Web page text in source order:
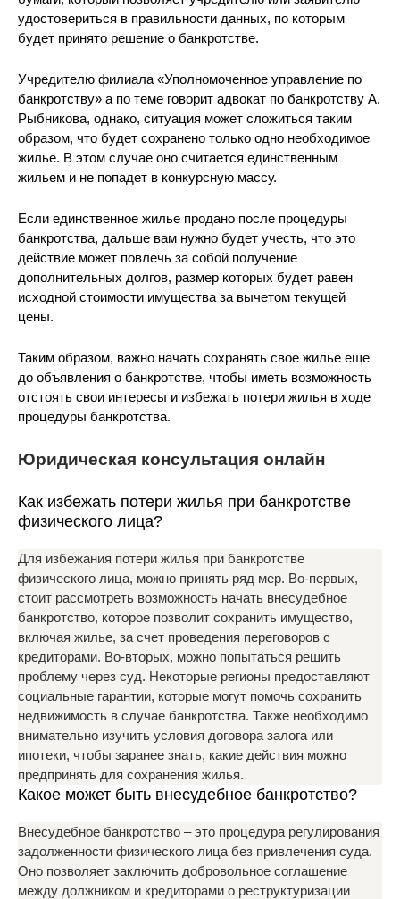
удостовериться в правильности данных, по которым
будет принято решение о банкротстве.
Учредителю филиала «Уполномоченное управление по
банкротству» а по теме говорит адвокат по банкротству А.
Рыбникова, однако, ситуация может сложиться таким
образом, что будет сохранено только одно необходимое
жилье. В этом случае оно считается единственным
жильем и не попадет в конкурсную массу.
Если единственное жилье продано после процедуры
банкротства, дальше вам нужно будет учесть, что это
действие может повлечь за собой получение
дополнительных долгов, размер которых будет равен
исходной стоимости имущества за вычетом текущей
цены.
Таким образом, важно начать сохранять свое жилье еще
до объявления о банкротстве, чтобы иметь возможность
отстоять свои интересы и избежать потери жилья в ходе
процедуры банкротства.
Юридическая консультация онлайн
Как избежать потери жилья при банкротстве
физического лица?
Для избежания потери жилья при банкротстве
физического лица, можно принять ряд мер. Во-первых,
стоит рассмотреть возможность начать внесудебное
банкротство, которое позволит сохранить имущество,
включая жилье, за счет проведения переговоров с
кредиторами. Во-вторых, можно попытаться решить
проблему через суд. Некоторые регионы предоставляют
социальные гарантии, которые могут помочь сохранить
недвижимость в случае банкротства. Также необходимо
внимательно изучить условия договора залога или
ипотеки, чтобы заранее знать, какие действия можно
предпринять для сохранения жилья.
Какое может быть внесудебное банкротство?
Внесудебное банкротство – это процедура регулирования
задолженности физического лица без привлечения суда.
Оно позволяет заключить добровольное соглашение
между должником и кредиторами о реструктуризации